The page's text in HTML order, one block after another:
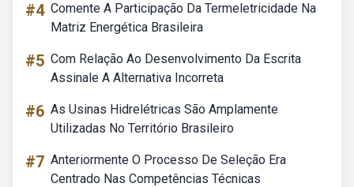
#4 Comente A Participação Da Termeletricidade Na
Matriz Energética Brasileira
#5 Com Relação Ao Desenvolvimento Da Escrita
Assinale A Alternativa Incorreta
#6 As Usinas Hidrelétricas São Amplamente
Utilizadas No Território Brasileiro
#7 Anteriormente O Processo De Seleção Era
Centrado Nas Competências Técnicas